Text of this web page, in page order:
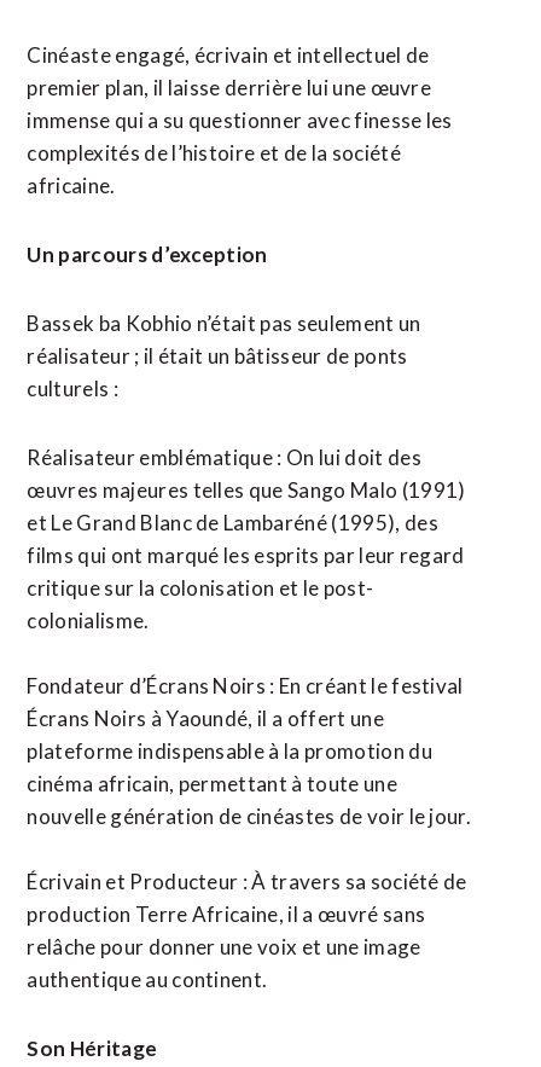
Cinéaste engagé, écrivain et intellectuel de
premier plan, il laisse derrière lui une œuvre
immense qui a su questionner avec finesse les
complexités de l’histoire et de la société
africaine.
Un parcours d’exception
Bassek ba Kobhio n’était pas seulement un
réalisateur ; il était un bâtisseur de ponts
culturels :
Réalisateur emblématique : On lui doit des
œuvres majeures telles que Sango Malo (1991)
et Le Grand Blanc de Lambaréné (1995), des
films qui ont marqué les esprits par leur regard
critique sur la colonisation et le post-
colonialisme.
Fondateur d’Écrans Noirs : En créant le festival
Écrans Noirs à Yaoundé, il a offert une
plateforme indispensable à la promotion du
cinéma africain, permettant à toute une
nouvelle génération de cinéastes de voir le jour.
Écrivain et Producteur : À travers sa société de
production Terre Africaine, il a œuvré sans
relâche pour donner une voix et une image
authentique au continent.
Son Héritage